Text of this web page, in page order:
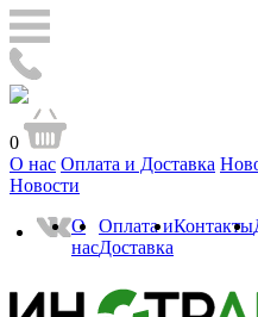
0
О нас Оплата и Доставка
Новости
О
нас
Оплата и
Доставка
Контакты